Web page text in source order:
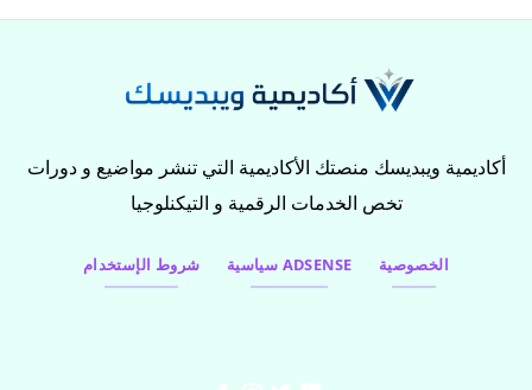
أكاديمية ويبديسك منصتك الأكاديمية التي تنشر مواضيع و دورات
تخص الخدمات الرقمية و التيكنلوجيا
شروط الإستخدام سياسية ADSENSE الخصوصية